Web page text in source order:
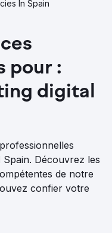
In Spain
pour :
digital
Découvrez les
de notre
confier votre